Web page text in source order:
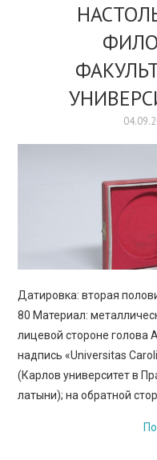
КУЛЬТУРА
ОБРАЗОВАНИЕ
ПРОСВЕЩЕНИЕ
Датировка: вторая
80 Материал:
лицевой стороне
надпись «Universitas
(Карлов университет в
латыни); на обратной